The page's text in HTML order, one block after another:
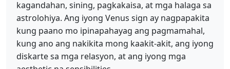
kagandahan, sining, pagkakaisa, at mga halaga sa
astrolohiya. Ang iyong Venus sign ay nagpapakita
kung paano mo ipinapahayag ang pagmamahal,
kung ano ang nakikita mong kaakit-akit, ang iyong
diskarte sa mga relasyon, at ang iyong mga